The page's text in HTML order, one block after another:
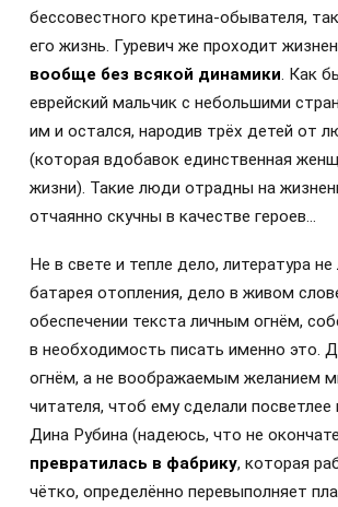
бессовестного кретина-обывателя,
его жизнь. Гуревич же проходит
вообще без всякой динамики. Как
еврейский мальчик с небольшими
им и остался, народив трёх детей от
(которая вдобавок единственная
жизни). Такие люди отрадны на
отчаянно скучны в качестве героев…
Не в свете и тепле дело, литература
батарея отопления, дело в живом
обеспечении текста личным огнём,
в необходимость писать именно это.
огнём, а не воображаемым желанием
читателя, чтоб ему сделали посветлее
Дина Рубина (надеюсь, что не
превратилась в фабрику, которая
чётко, определённо перевыполняет